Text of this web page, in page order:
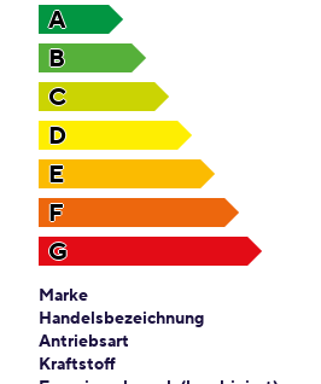
A
B
C
D
E
F
G
Marke
Handelsbezeichnung
Antriebsart
Kraftstoff